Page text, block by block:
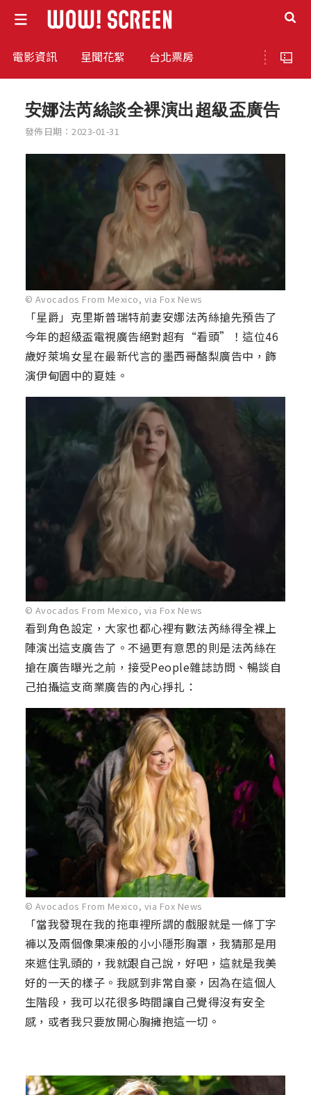
電影資訊 星聞花絮 台北票房
安娜法芮絲談全裸演出超級盃廣告
發佈日期：2023-01-31
© Avocados From Mexico, via Fox News
「星爵」克里斯普瑞特前妻安娜法芮絲搶先預告了
今年的超級盃電視廣告絕對超有“看頭”！這位46
歲好萊塢女星在最新代言的墨西哥酪梨廣告中，飾
演伊甸園中的夏娃。
© Avocados From Mexico, via Fox News
看到角色設定，大家也都心裡有數法芮絲得全裸上
陣演出這支廣告了。不過更有意思的則是法芮絲在
搶在廣告曝光之前，接受People雜誌訪問、暢談自
己拍攝這支商業廣告的內心掙扎：
© Avocados From Mexico, via Fox News
「當我發現在我的拖車裡所謂的戲服就是一條丁字
褲以及兩個像果凍般的小小隱形胸罩，我猜那是用
來遮住乳頭的，我就跟自己說，好吧，這就是我美
好的一天的樣子。我感到非常自豪，因為在這個人
生階段，我可以花很多時間讓自己覺得沒有安全
感，或者我只要放開心胸擁抱這一切。